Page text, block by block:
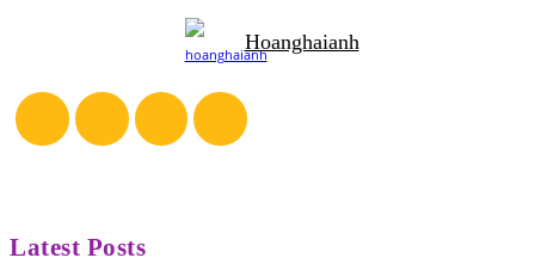
Hoanghaianh
Latest Posts